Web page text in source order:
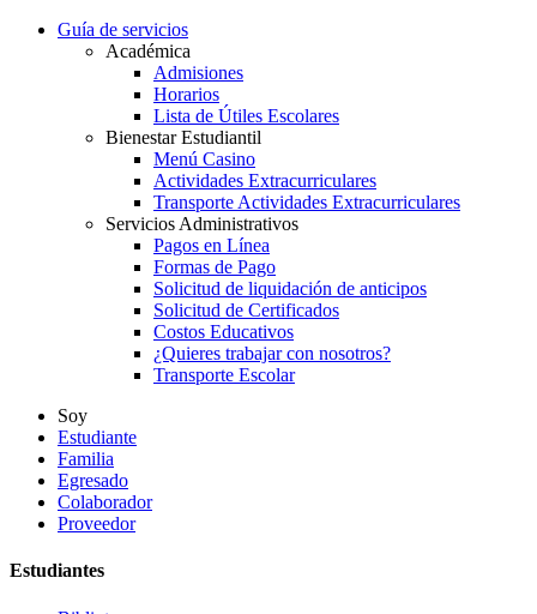
Guía de servicios
Académica
Admisiones
Horarios
Lista de Útiles Escolares
Bienestar Estudiantil
Menú Casino
Actividades Extracurriculares
Transporte Actividades Extracurriculares
Servicios Administrativos
Pagos en Línea
Formas de Pago
Solicitud de liquidación de anticipos
Solicitud de Certificados
Costos Educativos
¿Quieres trabajar con nosotros?
Transporte Escolar
Soy
Estudiante
Familia
Egresado
Colaborador
Proveedor
Estudiantes